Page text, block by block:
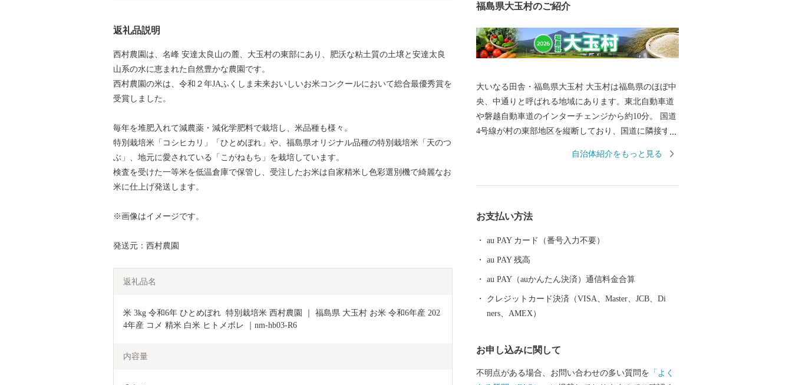
返礼品説明
西村農園は、名峰 安達太良山の麓、大玉村の東部にあり、肥沃な粘土質の土壌と安達太良
山系の水に恵まれた自然豊かな農園です。
西村農園の米は、令和２年JAふくしま未来おいしいお米コンクールにおいて総合最優秀賞を
受賞しました。
毎年を堆肥入れて減農薬・減化学肥料で栽培し、米品種も様々。
特別栽培米「コシヒカリ」「ひとめぼれ」や、福島県オリジナル品種の特別栽培米「天のつ
ぶ」、地元に愛されている「こがねもち」を栽培しています。
検査を受けた一等米を低温倉庫で保管し、受注したお米は自家精米し色彩選別機で綺麗なお
米に仕上げ発送します。
※画像はイメージです。
発送元：西村農園
返礼品名
米 3kg 令和6年 ひとめぼれ  特別栽培米 西村農園 ｜ 福島県 大玉村 お米 令和6年産 202
4年産 コメ 精米 白米 ヒトメボレ ｜nm-hb03-R6
内容量
福島県大玉村のご紹介
大いなる田舎・福島県大玉村 大玉村は福島県のほぼ中
央、中通りと呼ばれる地域にあります。東北自動車道
や磐越自動車道のインターチェンジから約10分。 国道
4号線が村の東部地区を縦断しており、国道に隣接する
な農産物を販売しています。 ◆大玉村はこんな
ます。 また、ソバの生産にも取り組み、良質のソバを
「くね」は「久根」で土地の境界を意味しています。
屋敷を取り囲む屋敷林は、防風・防雪林としてなくて
はならないものです。安達太良山から吹き付けられる
自治体紹介をもっと見る
お支払い方法
au PAY カード（番号入力不要）
au PAY 残高
au PAY（auかんたん決済）通信料金合算
クレジットカード決済（VISA、Master、JCB、Di
ners、AMEX）
お申し込みに関して
不明点がある場合、お問い合わせの多い質問を 「よく